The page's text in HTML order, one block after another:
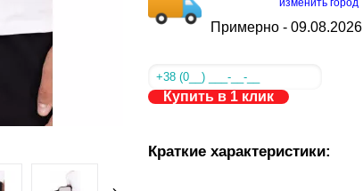
изменить город
Примерно - 09.08.2026
Купить в 1 клик
Краткие характеристики: